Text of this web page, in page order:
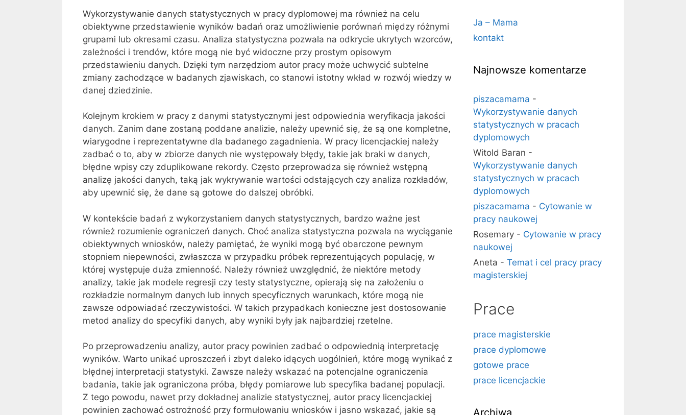
Wykorzystywanie danych statystycznych w pracy dyplomowej ma również na celu
obiektywne przedstawienie wyników badań oraz umożliwienie porównań między różnymi
grupami lub okresami czasu. Analiza statystyczna pozwala na odkrycie ukrytych wzorców,
zależności i trendów, które mogą nie być widoczne przy prostym opisowym
przedstawieniu danych. Dzięki tym narzędziom autor pracy może uchwycić subtelne
zmiany zachodzące w badanych zjawiskach, co stanowi istotny wkład w rozwój wiedzy w
danej dziedzinie.
Kolejnym krokiem w pracy z danymi statystycznymi jest odpowiednia weryfikacja jakości
danych. Zanim dane zostaną poddane analizie, należy upewnić się, że są one kompletne,
wiarygodne i reprezentatywne dla badanego zagadnienia. W pracy licencjackiej należy
zadbać o to, aby w zbiorze danych nie występowały błędy, takie jak braki w danych,
błędne wpisy czy zduplikowane rekordy. Często przeprowadza się również wstępną
analizę jakości danych, taką jak wykrywanie wartości odstających czy analiza rozkładów,
aby upewnić się, że dane są gotowe do dalszej obróbki.
W kontekście badań z wykorzystaniem danych statystycznych, bardzo ważne jest
również rozumienie ograniczeń danych. Choć analiza statystyczna pozwala na wyciąganie
obiektywnych wniosków, należy pamiętać, że wyniki mogą być obarczone pewnym
stopniem niepewności, zwłaszcza w przypadku próbek reprezentujących populację, w
której występuje duża zmienność. Należy również uwzględnić, że niektóre metody
analizy, takie jak modele regresji czy testy statystyczne, opierają się na założeniu o
rozkładzie normalnym danych lub innych specyficznych warunkach, które mogą nie
zawsze odpowiadać rzeczywistości. W takich przypadkach konieczne jest dostosowanie
metod analizy do specyfiki danych, aby wyniki były jak najbardziej rzetelne.
Po przeprowadzeniu analizy, autor pracy powinien zadbać o odpowiednią interpretację
wyników. Warto unikać uproszczeń i zbyt daleko idących uogólnień, które mogą wynikać z
błędnej interpretacji statystyki. Zawsze należy wskazać na potencjalne ograniczenia
badania, takie jak ograniczona próba, błędy pomiarowe lub specyfika badanej populacji.
Z tego powodu, nawet przy dokładnej analizie statystycznej, autor pracy licencjackiej
powinien zachować ostrożność przy formułowaniu wniosków i jasno wskazać, jakie są
Ja – Mama
kontakt
Najnowsze komentarze
piszacamama -
Wykorzystywanie danych
statystycznych w pracach
dyplomowych
Witold Baran -
Wykorzystywanie danych
statystycznych w pracach
dyplomowych
piszacamama - Cytowanie w
pracy naukowej
Rosemary - Cytowanie w pracy
naukowej
Aneta - Temat i cel pracy pracy
magisterskiej
Prace
prace magisterskie
prace dyplomowe
gotowe prace
prace licencjackie
Archiwa